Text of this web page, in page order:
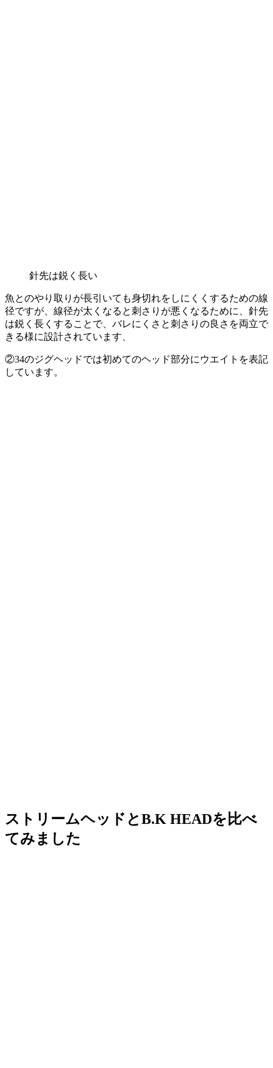
針先は鋭く長い
魚とのやり取りが長引いても身切れをしにくくするための線
径ですが、線径が太くなると刺さりが悪くなるために、針先
は鋭く長くすることで、バレにくさと刺さりの良さを両立で
きる様に設計されています、
②34のジグヘッドでは初めてのヘッド部分にウエイトを表記
しています。
ストリームヘッドとB.K HEADを比べ
てみました